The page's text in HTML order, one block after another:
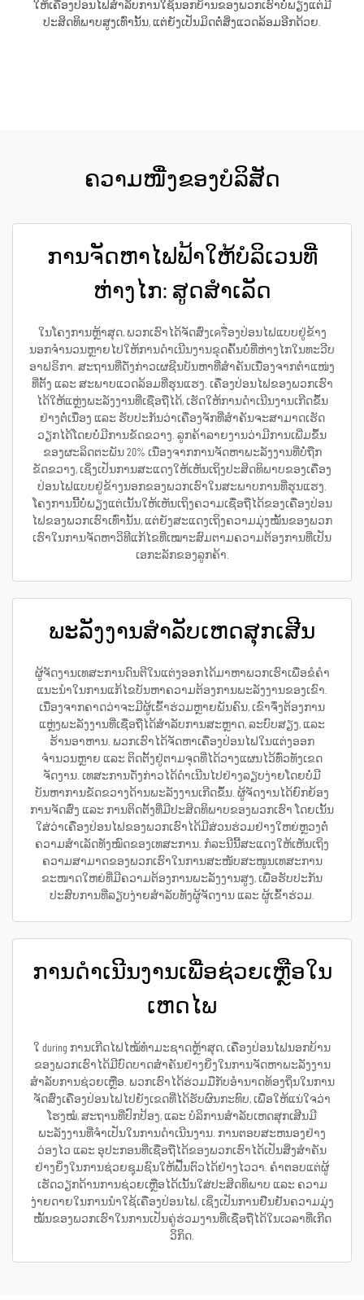
ໃຫ້ເຄື່ອງປ່ອນໄຟສຳລັບການໃຊ້ນອກບ້ານຂອງພວກເຮົາບໍ່ພຽງແຕ່ມີ
ປະສິດທິພາບສູງເທົ່ານັ້ນ, ແຕ່ຍັງເປັນມິດຕໍ່ສິ່ງແວດລ້ອມອີກດ້ວຍ.
ຄວາມໜື່ງຂອງບໍລິສັດ
ການຈັດຫາໄຟຟ້າໃຫ້ບໍລິເວນທີ່
ຫ່າງໄກ: ສູດສຳເລັດ
ໃນໂຄງການຫຼ້າສຸດ, ພວກເຮົາໄດ້ຈັດສົ່ງເครື່ອງປ່ອນໄຟແບບຢູ່ຂ້າງ
ນອກຈຳນວນຫຼາຍໄປໃຫ້ການດຳເນີນງານຂຸດຄົ້ນບໍ່ທີ່ຫ່າງໄກໃນທະວີບ
ອາຟຣິກາ. ສະຖານທີ່ດັ່ງກ່າວເຜຊີນບັນຫາທີ່ສຳຄັນເນື່ອງຈາກຕຳແໜ່ງ
ທີ່ຕັ້ງ ແລະ ສະພາບແວດລ້ອມທີ່ຮຸນແຮງ. ເຄື່ອງປ່ອນໄຟຂອງພວກເຮົາ
ໄດ້ໃຫ້ແຫຼ່ງພະລັງງານທີ່ເຊື່ອຖືໄດ້, ເຮັດໃຫ້ການດຳເນີນງານເກີດຂຶ້ນ
ຢ່າງຕໍ່ເນື່ອງ ແລະ ຮັບປະກັນວ່າເຄື່ອງຈັກທີ່ສຳຄັນຈະສາມາດເຮັດ
ວຽກໄດ້ໂດຍບໍ່ມີການຂັດຂວາງ. ລູກຄ້າລາຍງານວ່າມີການເພີ່ມຂຶ້ນ
ຂອງຜະລິດຕະພັນ 20% ເນື່ອງຈາກການຈັດຫາພະລັງງານທີ່ບໍ່ຖືກ
ຂັດຂວາງ, ເຊິ່ງເປັນການສະແດງໃຫ້ເຫັນເຖິງປະສິດທິພາບຂອງເຄື່ອງ
ປ່ອນໄຟແບບຢູ່ຂ້າງນອກຂອງພວກເຮົາໃນສະພາບການທີ່ຮຸນແຮງ.
ໂຄງການນີ້ບໍ່ພຽງແຕ່ເນັ້ນໃຫ້ເຫັນເຖິງຄວາມເຊື່ອຖືໄດ້ຂອງເຄື່ອງປ່ອນ
ໄຟຂອງພວກເຮົາເທົ່ານັ້ນ, ແຕ່ຍັງສະແດງເຖິງຄວາມມຸ່ງໝັ້ນຂອງພວກ
ເຮົາໃນການຈັດຫາວິທີແກ້ໄຂທີ່ເໝາະສົມຕາມຄວາມຕ້ອງການທີ່ເປັນ
ເອກະລັກຂອງລູກຄ້າ.
ພະລັງງານສຳລັບເຫດສຸກເສີນ
ຜູ້ຈັດງານເທສະການດົນຕີໃນແຕ່ງອອກໄດ້ມາຫາພວກເຮົາເພື່ອຂໍຄຳ
ແນະນຳໃນການແກ້ໄຂບັນຫາຄວາມຕ້ອງການພະລັງງານຂອງເຂົາ.
ເນື່ອງຈາກຄາດວ່າຈະມີຜູ້ເຂົ້າຮ່ວມຫຼາຍພັນຄົນ, ເຂົາຈຶ່ງຕ້ອງການ
ແຫຼ່ງພະລັງງານທີ່ເຊື່ອຖືໄດ້ສຳລັບການສະຫຼາດ, ລະບົບສຽງ, ແລະ
ຮ້ານອາຫານ. ພວກເຮົາໄດ້ຈັດຫາເຄື່ອງປ່ອນໄຟໃນແຕ່ງອອກ
ຈຳນວນຫຼາຍ ແລະ ຕິດຕັ້ງຢູ່ຕາມຈຸດທີ່ໄດ້ວາງແຜນໄວ້ທົ່ວທັງເຂດ
ຈັດງານ. ເທສະການດັ່ງກ່າວໄດ້ດຳເນີນໄປຢ່າງລຽບງ່າຍໂດຍບໍ່ມີ
ບັນຫາການຂັດຂວາງດ້ານພະລັງງານເກີດຂຶ້ນ. ຜູ້ຈັດງານໄດ້ຍົກຍ້ອງ
ການຈັດສົ່ງ ແລະ ການຕິດຕັ້ງທີ່ມີປະສິດທິພາບຂອງພວກເຮົາ ໂດຍເນັ້ນ
ໃສ່ວ່າເຄື່ອງປ່ອນໄຟຂອງພວກເຮົາໄດ້ມີສ່ວນຮ່ວມຢ່າງໃຫຍ່ຫຼວງຕໍ່
ຄວາມສຳເລັດທັງໝົດຂອງເທສະການ. ກໍລະນີນີ້ສະແດງໃຫ້ເຫັນເຖິງ
ຄວາມສາມາດຂອງພວກເຮົາໃນການສະໜັບສະໜູນເທສະການ
ຂະໜາດໃຫຍ່ທີ່ມີຄວາມຕ້ອງການພະລັງງານສູງ, ເພື່ອຮັບປະກັນ
ປະສົບການທີ່ລຽບງ່າຍສຳລັບທັງຜູ້ຈັດງານ ແລະ ຜູ້ເຂົ້າຮ່ວມ.
ການດຳເນີນງານເພື່ອຊ່ວຍເຫຼືອໃນ
ເຫດໄພ
ໃ during ການເກີດໄຟໄໝ້ທຳມະຊາດຫຼ້າສຸດ, ເຄື່ອງປ່ອນໄຟນອກບ້ານ
ຂອງພວກເຮົາໄດ້ມີບົດບາດສຳຄັນຢ່າງຍິ່ງໃນການຈັດຫາພະລັງງານ
ສຳລັບການຊ່ວຍເຫຼືອ. ພວກເຮົາໄດ້ຮ່ວມມືກັບອຳນາດທ້ອງຖິ່ນໃນການ
ຈັດສົ່ງເຄື່ອງປ່ອນໄຟໄປຍັງເຂດທີ່ໄດ້ຮັບຜົນກະທົບ, ເພື່ອໃຫ້ແນ່ໃຈວ່າ
ໂຮງໝໍ, ສະຖານທີ່ປົກປ້ອງ, ແລະ ບໍລິການສຳລັບເຫດສຸກເສີນມີ
ພະລັງງານທີ່ຈຳເປັນໃນການດຳເນີນງານ. ການຕອບສະຫນອງຢ່າງ
ວ່ອງໄວ ແລະ ອຸປະກອນທີ່ເຊື່ອຖືໄດ້ຂອງພວກເຮົາໄດ້ເປັນສິ່ງສຳຄັນ
ຢ່າງຍິ່ງໃນການຊ່ວຍຊຸມຊົນໃຫ້ຟື້ນຕົວໄດ້ຢ່າງໄວວາ. ຄຳຕອບແຕ່ຜູ້
ເຮັດວຽກດ້ານການຊ່ວຍເຫຼືອໄດ້ເນັ້ນໃສ່ປະສິດທິພາບ ແລະ ຄວາມ
ງ່າຍດາຍໃນການນຳໃຊ້ເຄື່ອງປ່ອນໄຟ, ເຊິ່ງເປັນການຢືນຢັນຄວາມມຸ່ງ
ໝັ້ນຂອງພວກເຮົາໃນການເປັນຄູ່ຮ່ວມງານທີ່ເຊື່ອຖືໄດ້ໃນເວລາທີ່ເກີດ
ວິກິດ.